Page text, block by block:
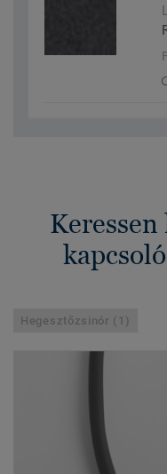
Keressen
Hegesztőzsinór (1)